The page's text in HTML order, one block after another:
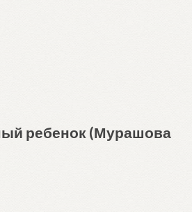
ребенок (Мурашова